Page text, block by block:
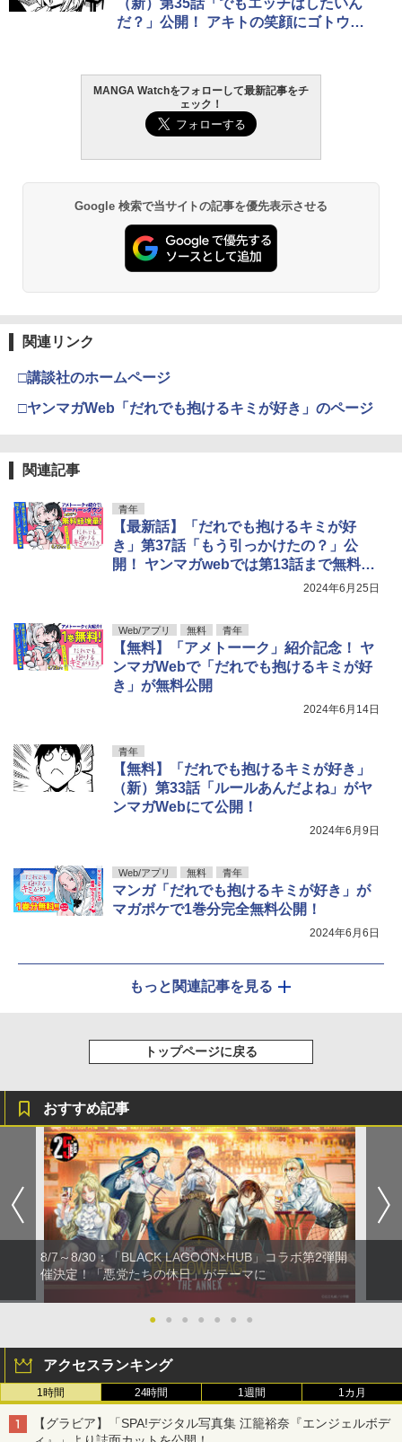
だ？」公開！ アキトの笑顔にゴトウ
MANGA Watchをフォローして最新記事をチ
ェック！
Google 検索で当サイトの記事を優先表示させる
関連リンク
□講談社のホームページ
□ヤンマガWeb「だれでも抱けるキミが好き」のページ
関連記事
青年
【最新話】「だれでも抱けるキミが好
き」第37話「もう引っかけたの？」公
開！ ヤンマガwebでは第13話まで無料公
2024年6月25日
Web/アプリ 無料 青年
【無料】「アメトーーク」紹介記念！ ヤ
ンマガWebで「だれでも抱けるキミが好
き」が無料公開
2024年6月14日
青年
【無料】「だれでも抱けるキミが好き」
（新）第33話「ルールあんだよね」がヤ
ンマガWebにて公開！
2024年6月9日
Web/アプリ 無料 青年
マンガ「だれでも抱けるキミが好き」が
マガポケで1巻分完全無料公開！
2024年6月6日
もっと関連記事を見る
トップページに戻る
おすすめ記事
8/7～8/30：「BLACK LAGOON×HUB」コラボ第2弾開
催決定！「悪党たちの休日」がテーマに
● ● ● ● ● ● ●
アクセスランキング
1時間 24時間 1週間 1カ月
【グラビア】「SPA!デジタル写真集 江籠裕奈『エンジェルボデ